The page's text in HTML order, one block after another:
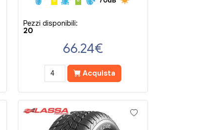
Pezzi disponibili:
20
66.24€
Acquista